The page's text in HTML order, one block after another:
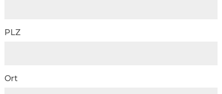
PLZ
Ort